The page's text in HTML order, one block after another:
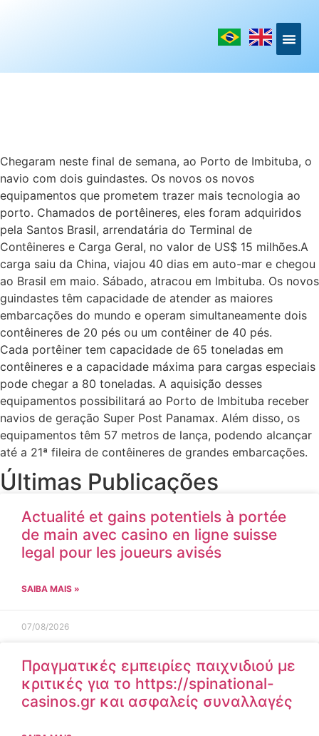
Chegaram neste final de semana, ao Porto de Imbituba, o
navio com dois guindastes. Os novos os novos
equipamentos que prometem trazer mais tecnologia ao
porto. Chamados de portêineres, eles foram adquiridos
pela Santos Brasil, arrendatária do Terminal de
Contêineres e Carga Geral, no valor de US$ 15 milhões.A
carga saiu da China, viajou 40 dias em auto-mar e chegou
ao Brasil em maio. Sábado, atracou em Imbituba. Os novos
guindastes têm capacidade de atender as maiores
embarcações do mundo e operam simultaneamente dois
contêineres de 20 pés ou um contêiner de 40 pés.
Cada portêiner tem capacidade de 65 toneladas em
contêineres e a capacidade máxima para cargas especiais
pode chegar a 80 toneladas. A aquisição desses
equipamentos possibilitará ao Porto de Imbituba receber
navios de geração Super Post Panamax. Além disso, os
equipamentos têm 57 metros de lança, podendo alcançar
até a 21ª fileira de contêineres de grandes embarcações.
Últimas Publicações
Actualité et gains potentiels à portée
de main avec casino en ligne suisse
legal pour les joueurs avisés
SAIBA MAIS »
07/08/2026
Πραγματικές εμπειρίες παιχνιδιού με
κριτικές για το https://spinational-
casinos.gr και ασφαλείς συναλλαγές